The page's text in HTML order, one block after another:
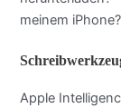
meinem
Apple